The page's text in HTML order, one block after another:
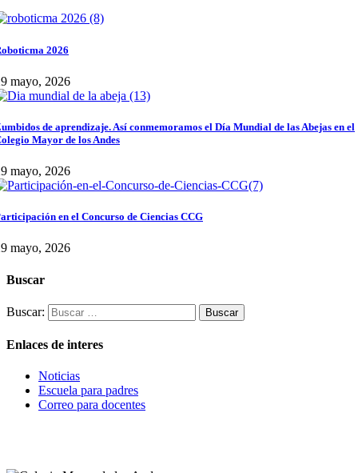
2026
mayo, 2026
de aprendizaje. Así conmemoramos el Día Mundial de las Abejas en el
Mayor de los Andes
mayo, 2026
en el Concurso de Ciencias CCG
mayo, 2026
Buscar
Buscar:
Enlaces de interes
Noticias
Escuela para padres
Correo para docentes